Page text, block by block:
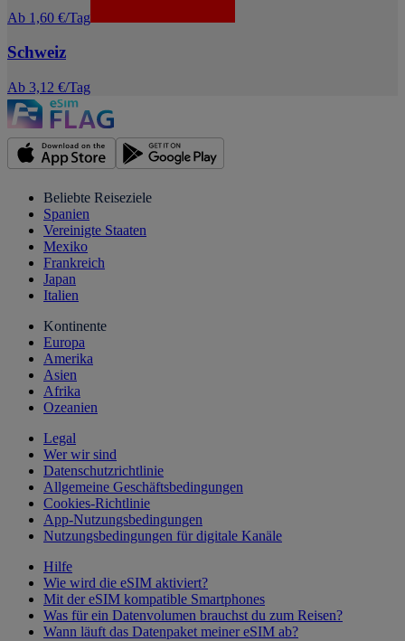
Ab 1,60 €/Tag
Schweiz
Ab 3,12 €/Tag
Beliebte Reiseziele
Spanien
Vereinigte Staaten
Mexiko
Frankreich
Japan
Italien
Kontinente
Europa
Amerika
Asien
Afrika
Ozeanien
Legal
Wer wir sind
Datenschutzrichtlinie
Allgemeine Geschäftsbedingungen
Cookies-Richtlinie
App-Nutzungsbedingungen
Nutzungsbedingungen für digitale Kanäle
Hilfe
Wie wird die eSIM aktiviert?
Mit der eSIM kompatible Smartphones
Was für ein Datenvolumen brauchst du zum Reisen?
Wann läuft das Datenpaket meiner eSIM ab?